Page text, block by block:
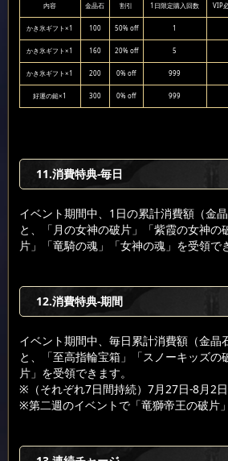
内容 金晶石 割引 1日限定購入回数 VIP
かき氷ギフト×1 100 50% off 1
かき氷ギフト×1 160 20% off 5
かき氷ギフト×1 200 0% off 999
好運の鎚×1 300 0% off 999
11.消費特典-毎日
イベント期間中、1日の累計消費額（金
と、「月の女神の破片」「紫霞の女神の
片」「竜騎の魂」「女神の魂」を受領で
12.消費特典-期間
イベント期間中、毎日累計消費額（金晶
と、「至高指輪宝箱」「スノーキッズの
片」を受領できます。
※（それぞれ7日間持続）7月27日-8月2
※第二週のイベントで「竜獅帝王の破片